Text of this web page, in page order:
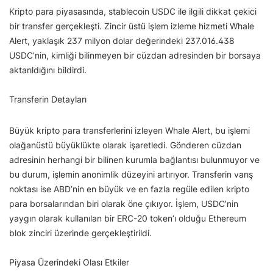
Kripto para piyasasında, stablecoin USDC ile ilgili dikkat çekici
bir transfer gerçekleşti. Zincir üstü işlem izleme hizmeti Whale
Alert, yaklaşık 237 milyon dolar değerindeki 237.016.438
USDC’nin, kimliği bilinmeyen bir cüzdan adresinden bir borsaya
aktarıldığını bildirdi.
Transferin Detayları
Büyük kripto para transferlerini izleyen Whale Alert, bu işlemi
olağanüstü büyüklükte olarak işaretledi. Gönderen cüzdan
adresinin herhangi bir bilinen kurumla bağlantısı bulunmuyor ve
bu durum, işlemin anonimlik düzeyini artırıyor. Transferin varış
noktası ise ABD’nin en büyük ve en fazla regüle edilen kripto
para borsalarından biri olarak öne çıkıyor. İşlem, USDC’nin
yaygın olarak kullanılan bir ERC-20 token’ı olduğu Ethereum
blok zinciri üzerinde gerçekleştirildi.
Piyasa Üzerindeki Olası Etkiler